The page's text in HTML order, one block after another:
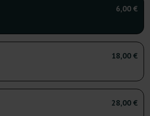
6,00 €
18,00 €
28,00 €